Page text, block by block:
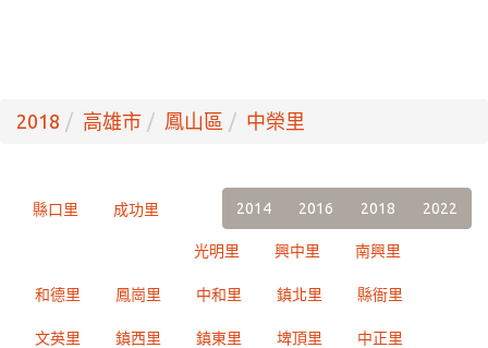
2018 高雄市 鳳山區 中榮里
2014 2016 2018 2022
縣口里 成功里
光明里 興中里 南興里
和德里 鳳崗里 中和里 鎮北里 縣衙里
文英里 鎮西里 鎮東里 埤頂里 中正里